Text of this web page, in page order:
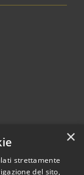
×
strettamente
del sito,